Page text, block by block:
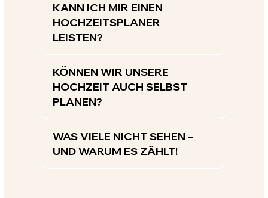
KANN ICH MIR EINEN
HOCHZEITSPLANER
LEISTEN?
KÖNNEN WIR UNSERE
HOCHZEIT AUCH SELBST
PLANEN?
WAS VIELE NICHT SEHEN –
UND WARUM ES ZÄHLT!